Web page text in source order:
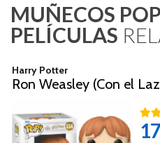
MUÑECOS
PELÍCULAS
Harry Potter
Ron Weasley (Con el
17